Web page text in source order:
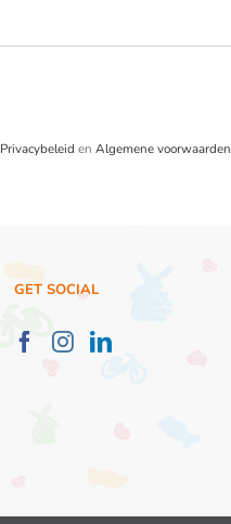
Privacybeleid en Algemene voorwaarden
GET SOCIAL